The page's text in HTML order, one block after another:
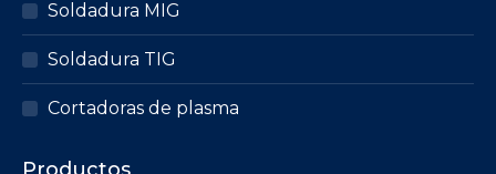
Soldadura MIG
Soldadura TIG
Cortadoras de plasma